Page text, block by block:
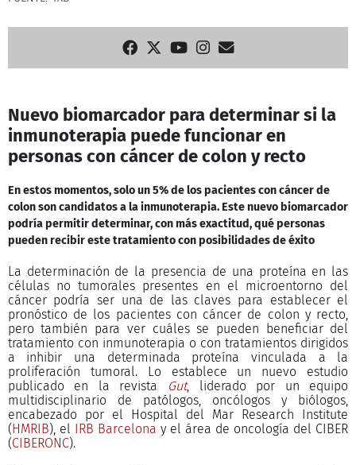
Nuevo biomarcador para determinar si la
inmunoterapia puede funcionar en
personas con cáncer de colon y recto
En estos momentos, solo un 5% de los pacientes con cáncer de
colon son candidatos a la inmunoterapia. Este nuevo biomarcador
podría permitir determinar, con más exactitud, qué personas
pueden recibir este tratamiento con posibilidades de éxito
La determinación de la presencia de una proteína en las
células no tumorales presentes en el microentorno del
cáncer podría ser una de las claves para establecer el
pronóstico de los pacientes con cáncer de colon y recto,
pero también para ver cuáles se pueden beneficiar del
tratamiento con inmunoterapia o con tratamientos dirigidos
a inhibir una determinada proteína vinculada a la
proliferación tumoral. Lo establece un nuevo estudio
publicado en la revista
Gut, liderado por un equipo
multidisciplinario de patólogos, oncólogos y biólogos,
encabezado por el Hospital del Mar Research Institute
(HMRIB), el IRB Barcelona y el área de oncología del CIBER
(CIBERONC).